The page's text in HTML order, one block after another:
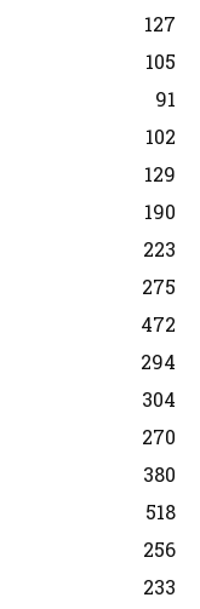
127
105
91
102
129
190
223
275
472
294
304
270
380
518
256
233